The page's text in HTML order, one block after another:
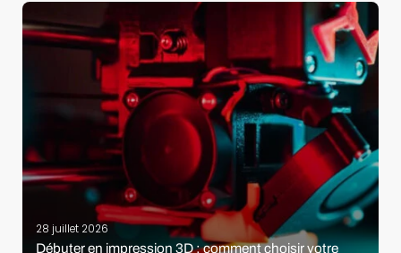
28 juillet 2026
Débuter en impression 3D : comment choisir votre